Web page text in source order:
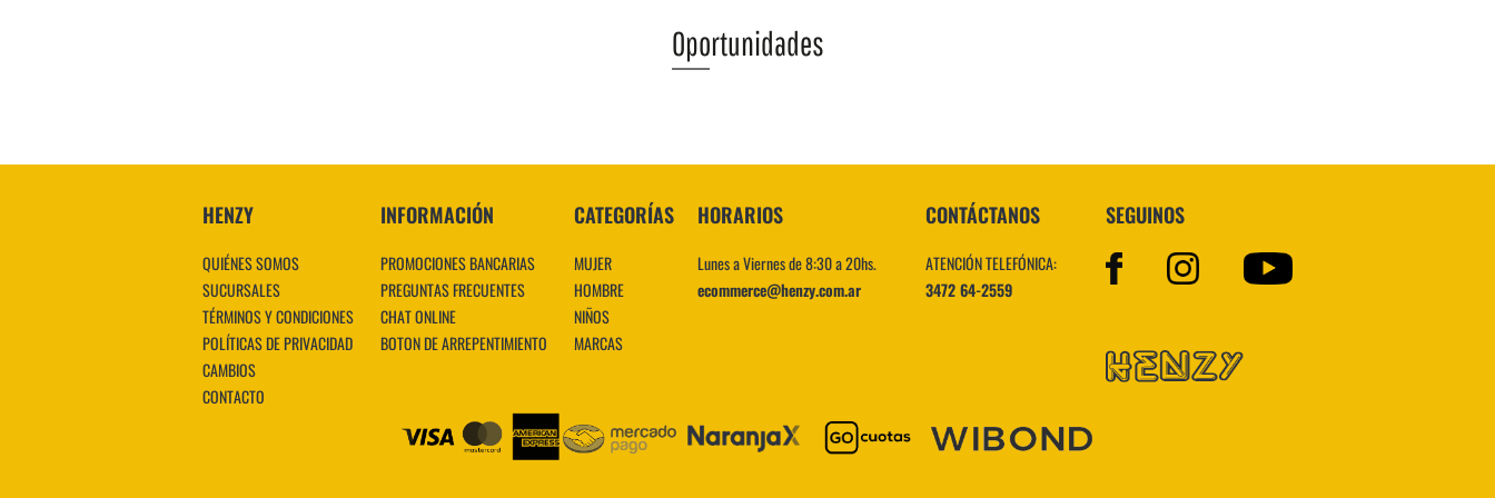
VER MÁS
Oportunidades
HENZY
QUIÉNES SOMOS
SUCURSALES
TÉRMINOS Y CONDICIONES
POLÍTICAS DE PRIVACIDAD
CAMBIOS
CONTACTO
INFORMACIÓN
PROMOCIONES BANCARIAS
PREGUNTAS FRECUENTES
CHAT ONLINE
BOTON DE ARREPENTIMIENTO
CATEGORÍAS
MUJER
HOMBRE
NIÑOS
MARCAS
HORARIOS
Lunes a Viernes de 8:30 a 20hs.
ecommerce@henzy.com.ar
CONTÁCTANOS
ATENCIÓN TELEFÓNICA:
3472 64-2559
SEGUINOS